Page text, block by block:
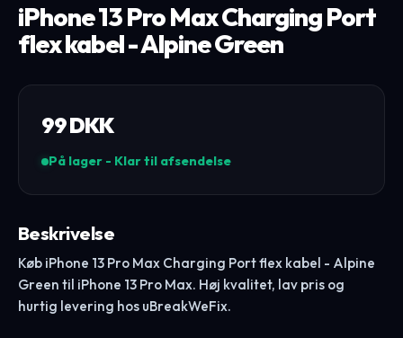
iPhone 13 Pro Max Charging Port
flex kabel - Alpine Green
99DKK
På lager - Klar til afsendelse
Beskrivelse
Køb iPhone 13 Pro Max Charging Port flex kabel - Alpine
Green til iPhone 13 Pro Max. Høj kvalitet, lav pris og
hurtig levering hos uBreakWeFix.